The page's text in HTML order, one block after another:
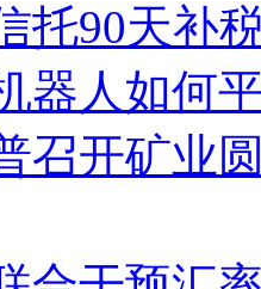
托90天补
器人如何
召开矿业